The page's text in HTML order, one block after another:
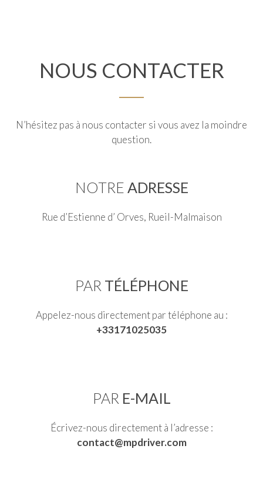
NOUS CONTACTER
N’hésitez pas à nous contacter si vous avez la moindre
question.
NOTRE ADRESSE
Rue d’Estienne d’ Orves, Rueil-Malmaison
PAR TÉLÉPHONE
Appelez-nous directement par téléphone au :
+33171025035
PAR E-MAIL
Écrivez-nous directement à l’adresse :
contact@mpdriver.com